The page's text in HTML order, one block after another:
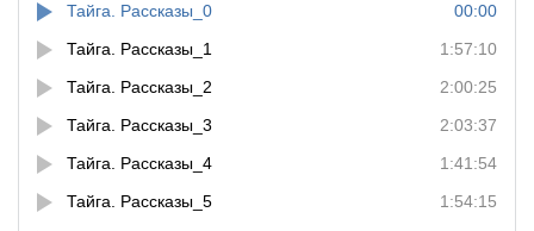
00:00
Тайга. Рассказы_0
1:57:10
Тайга. Рассказы_1
2:00:25
Тайга. Рассказы_2
2:03:37
Тайга. Рассказы_3
1:41:54
Тайга. Рассказы_4
1:54:15
Тайга. Рассказы_5